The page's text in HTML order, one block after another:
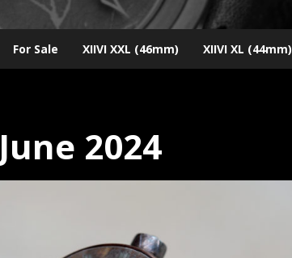
For Sale XIIVI XXL (46mm) XIIVI XL (44mm)
June 2024